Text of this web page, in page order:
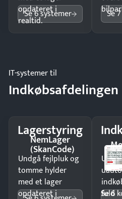
opdateret i
realtid.
Se 6 systemer Se
IT-systemer til
Indkøbsafdelingen
Lagerstyring
NemLager
(SkanCode)
Undgå fejlpluk og
tomme hylder
med et lager
opdateret i
fuld
Se 6